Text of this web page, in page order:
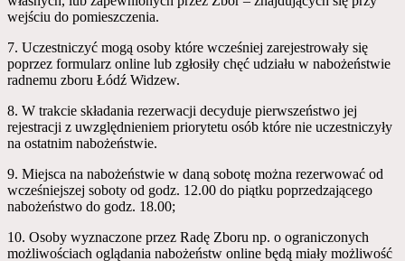
wejściu do pomieszczenia.
7. Uczestniczyć mogą osoby które wcześniej zarejestrowały się
poprzez formularz online lub zgłosiły chęć udziału w nabożeństwie
radnemu zboru Łódź Widzew.
8. W trakcie składania rezerwacji decyduje pierwszeństwo jej
rejestracji z uwzględnieniem priorytetu osób które nie uczestniczyły
na ostatnim nabożeństwie.
9. Miejsca na nabożeństwie w daną sobotę można rezerwować od
wcześniejszej soboty od godz. 12.00 do piątku poprzedzającego
nabożeństwo do godz. 18.00;
10. Osoby wyznaczone przez Radę Zboru np. o ograniczonych
możliwościach oglądania nabożeństw online będą miały możliwość